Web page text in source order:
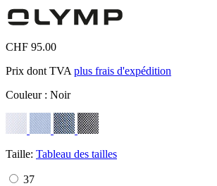
CHF 95.00
Prix dont TVA plus frais d'expédition
Couleur : Noir
Taille: Tableau des tailles
37